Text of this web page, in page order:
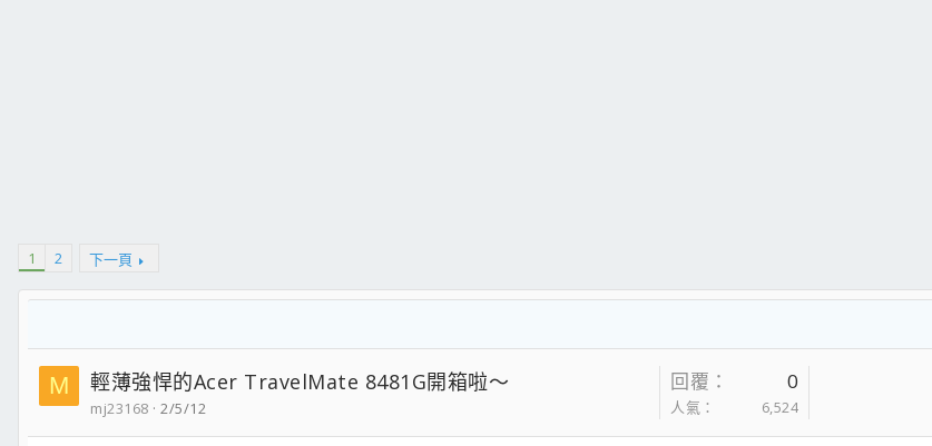
1 2 下一頁
M 輕薄強悍的Acer TravelMate 8481G開箱啦～
mj23168 2/5/12
回覆 0
人氣 6,524